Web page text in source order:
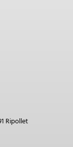
Ripollet